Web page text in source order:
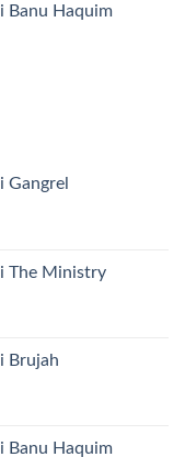
Banu Haquim
The Ministry
Brujah
Banu Haquim